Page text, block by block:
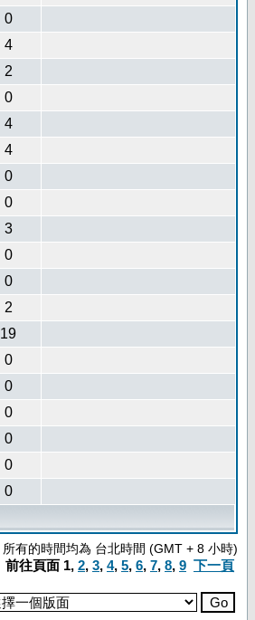
0
4
2
0
4
4
0
0
3
0
0
2
19
0
0
0
0
0
0
所有的時間均為 台北時間 (GMT + 8 小時)
前往頁面 1, 2, 3, 4, 5, 6, 7, 8, 9 下一頁